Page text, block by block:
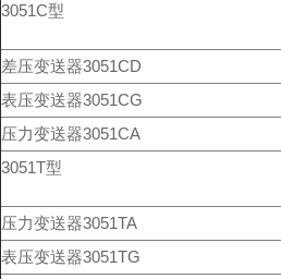
3051C型
差压变送器3051CD
表压变送器3051CG
压力变送器3051CA
3051T型
压力变送器3051TA
表压变送器3051TG